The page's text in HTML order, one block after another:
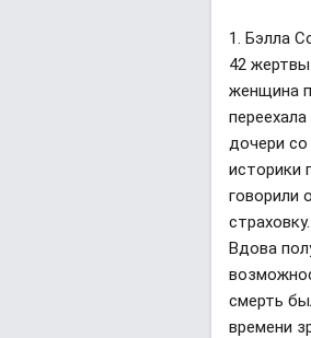
1. Бэлла
42
женщина
дочери
историки
говорили
Вдова
смерть
времени